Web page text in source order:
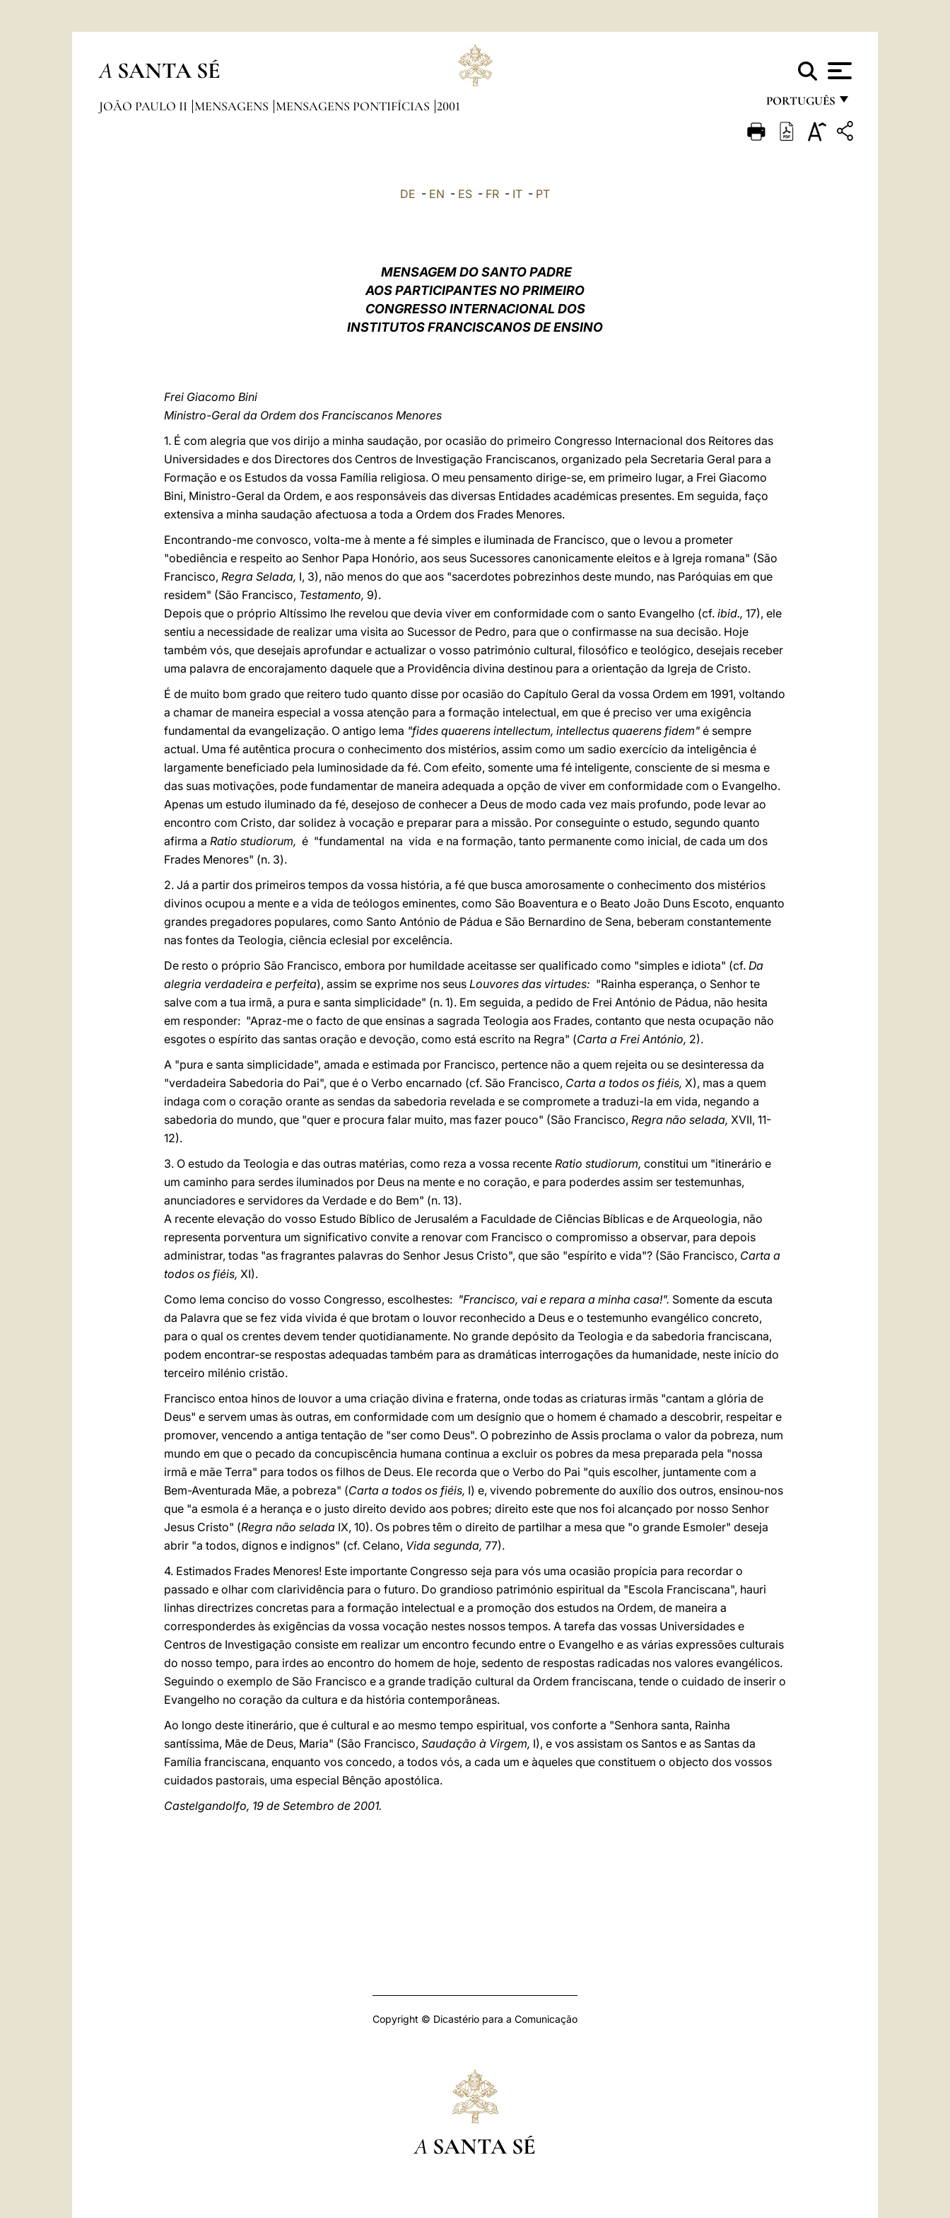
A SANTA SÉ
PORTUGUÊS
FRANÇAIS
JOÃO PAULO II MENSAGENS MENSAGENS PONTIFÍCIAS 2001
DE - EN - ES - FR - IT - PT
MENSAGEM DO SANTO PADRE
AOS PARTICIPANTES NO PRIMEIRO
CONGRESSO INTERNACIONAL DOS
INSTITUTOS FRANCISCANOS DE ENSINO
Frei Giacomo Bini
Ministro-Geral da Ordem dos Franciscanos Menores
1. É com alegria que vos dirijo a minha saudação, por ocasião do primeiro Congresso Internacional dos Reitores das
Universidades e dos Directores dos Centros de Investigação Franciscanos, organizado pela Secretaria Geral para a
Formação e os Estudos da vossa Família religiosa. O meu pensamento dirige-se, em primeiro lugar, a Frei Giacomo
Bini, Ministro-Geral da Ordem, e aos responsáveis das diversas Entidades académicas presentes. Em seguida, faço
extensiva a minha saudação afectuosa a toda a Ordem dos Frades Menores.
Encontrando-me convosco, volta-me à mente a fé simples e iluminada de Francisco, que o levou a prometer
"obediência e respeito ao Senhor Papa Honório, aos seus Sucessores canonicamente eleitos e à Igreja romana" (São
Francisco, Regra Selada, I, 3), não menos do que aos "sacerdotes pobrezinhos deste mundo, nas Paróquias em que
residem" (São Francisco, Testamento, 9).
Depois que o próprio Altíssimo lhe revelou que devia viver em conformidade com o santo Evangelho (cf. ibid., 17), ele
sentiu a necessidade de realizar uma visita ao Sucessor de Pedro, para que o confirmasse na sua decisão. Hoje
também vós, que desejais aprofundar e actualizar o vosso património cultural, filosófico e teológico, desejais receber
uma palavra de encorajamento daquele que a Providência divina destinou para a orientação da Igreja de Cristo.
É de muito bom grado que reitero tudo quanto disse por ocasião do Capítulo Geral da vossa Ordem em 1991, voltando
a chamar de maneira especial a vossa atenção para a formação intelectual, em que é preciso ver uma exigência
fundamental da evangelização. O antigo lema "fides quaerens intellectum, intellectus quaerens fidem" é sempre
actual. Uma fé autêntica procura o conhecimento dos mistérios, assim como um sadio exercício da inteligência é
largamente beneficiado pela luminosidade da fé. Com efeito, somente uma fé inteligente, consciente de si mesma e
das suas motivações, pode fundamentar de maneira adequada a opção de viver em conformidade com o Evangelho.
Apenas um estudo iluminado da fé, desejoso de conhecer a Deus de modo cada vez mais profundo, pode levar ao
encontro com Cristo, dar solidez à vocação e preparar para a missão. Por conseguinte o estudo, segundo quanto
afirma a Ratio studiorum, é "fundamental na vida e na formação, tanto permanente como inicial, de cada um dos
Frades Menores" (n. 3).
2. Já a partir dos primeiros tempos da vossa história, a fé que busca amorosamente o conhecimento dos mistérios
divinos ocupou a mente e a vida de teólogos eminentes, como São Boaventura e o Beato João Duns Escoto, enquanto
grandes pregadores populares, como Santo António de Pádua e São Bernardino de Sena, beberam constantemente
nas fontes da Teologia, ciência eclesial por excelência.
De resto o próprio São Francisco, embora por humildade aceitasse ser qualificado como "simples e idiota" (cf. Da
alegria verdadeira e perfeita), assim se exprime nos seus Louvores das virtudes: "Rainha esperança, o Senhor te
salve com a tua irmã, a pura e santa simplicidade" (n. 1). Em seguida, a pedido de Frei António de Pádua, não hesita
em responder: "Apraz-me o facto de que ensinas a sagrada Teologia aos Frades, contanto que nesta ocupação não
esgotes o espírito das santas oração e devoção, como está escrito na Regra" (Carta a Frei António, 2).
A "pura e santa simplicidade", amada e estimada por Francisco, pertence não a quem rejeita ou se desinteressa da
"verdadeira Sabedoria do Pai", que é o Verbo encarnado (cf. São Francisco, Carta a todos os fiéis, X), mas a quem
indaga com o coração orante as sendas da sabedoria revelada e se compromete a traduzi-la em vida, negando a
sabedoria do mundo, que "quer e procura falar muito, mas fazer pouco" (São Francisco, Regra não selada, XVII, 11-
12).
3. O estudo da Teologia e das outras matérias, como reza a vossa recente Ratio studiorum, constitui um "itinerário e
um caminho para serdes iluminados por Deus na mente e no coração, e para poderdes assim ser testemunhas,
anunciadores e servidores da Verdade e do Bem" (n. 13).
A recente elevação do vosso Estudo Bíblico de Jerusalém a Faculdade de Ciências Bíblicas e de Arqueologia, não
representa porventura um significativo convite a renovar com Francisco o compromisso a observar, para depois
administrar, todas "as fragrantes palavras do Senhor Jesus Cristo", que são "espírito e vida"? (São Francisco, Carta a
todos os fiéis, XI).
Como lema conciso do vosso Congresso, escolhestes: "Francisco, vai e repara a minha casa!". Somente da escuta
da Palavra que se fez vida vivida é que brotam o louvor reconhecido a Deus e o testemunho evangélico concreto,
para o qual os crentes devem tender quotidianamente. No grande depósito da Teologia e da sabedoria franciscana,
podem encontrar-se respostas adequadas também para as dramáticas interrogações da humanidade, neste início do
terceiro milénio cristão.
Francisco entoa hinos de louvor a uma criação divina e fraterna, onde todas as criaturas irmãs "cantam a glória de
Deus" e servem umas às outras, em conformidade com um desígnio que o homem é chamado a descobrir, respeitar e
promover, vencendo a antiga tentação de "ser como Deus". O pobrezinho de Assis proclama o valor da pobreza, num
mundo em que o pecado da concupiscência humana continua a excluir os pobres da mesa preparada pela "nossa
irmã e mãe Terra" para todos os filhos de Deus. Ele recorda que o Verbo do Pai "quis escolher, juntamente com a
Bem-Aventurada Mãe, a pobreza" (Carta a todos os fiéis, I) e, vivendo pobremente do auxílio dos outros, ensinou-nos
que "a esmola é a herança e o justo direito devido aos pobres; direito este que nos foi alcançado por nosso Senhor
Jesus Cristo" (Regra não selada IX, 10). Os pobres têm o direito de partilhar a mesa que "o grande Esmoler" deseja
abrir "a todos, dignos e indignos" (cf. Celano, Vida segunda, 77).
4. Estimados Frades Menores! Este importante Congresso seja para vós uma ocasião propícia para recordar o
passado e olhar com clarividência para o futuro. Do grandioso património espiritual da "Escola Franciscana", hauri
linhas directrizes concretas para a formação intelectual e a promoção dos estudos na Ordem, de maneira a
corresponderdes às exigências da vossa vocação nestes nossos tempos. A tarefa das vossas Universidades e
Centros de Investigação consiste em realizar um encontro fecundo entre o Evangelho e as várias expressões culturais
do nosso tempo, para irdes ao encontro do homem de hoje, sedento de respostas radicadas nos valores evangélicos.
Seguindo o exemplo de São Francisco e a grande tradição cultural da Ordem franciscana, tende o cuidado de inserir o
Evangelho no coração da cultura e da história contemporâneas.
Ao longo deste itinerário, que é cultural e ao mesmo tempo espiritual, vos conforte a "Senhora santa, Rainha
santíssima, Mãe de Deus, Maria" (São Francisco, Saudação à Virgem, I), e vos assistam os Santos e as Santas da
Família franciscana, enquanto vos concedo, a todos vós, a cada um e àqueles que constituem o objecto dos vossos
cuidados pastorais, uma especial Bênção apostólica.
Castelgandolfo, 19 de Setembro de 2001.
Copyright © Dicastério para a Comunicação
A SANTA SÉ